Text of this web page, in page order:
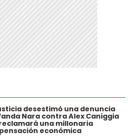
desestimó una denuncia
Nara contra Alex Caniggia
una millonaria
económica